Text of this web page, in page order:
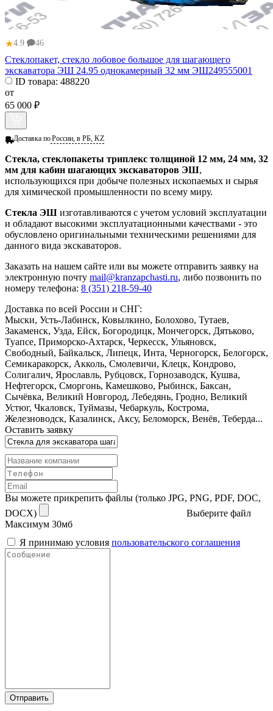
★4.9 46
Стеклопакет, стекло лобовое большое для шагающего
экскаватора ЭШ 24.95 однокамерный 32 мм ЭШ249555001
ID товара: 488220
от
65 000 ₽
Доставка поРоссии, в РБ, KZ
Стекла, стеклопакеты триплекс толщиной 12 мм, 24 мм, 32
мм для кабин шагающих экскаваторов ЭШ,
использующихся при добыче полезных ископаемых и сырья
для химической промышленности по всему миру.
Стекла ЭШ изготавливаются с учетом условий эксплуатации
и обладают высокими эксплуатационными качествами - это
обусловлено оригинальными техническими решениями для
данного вида экскаваторов.
Заказать на нашем сайте или вы можете отправить заявку на
электронную почту mail@kranzapchasti.ru, либо позвонить по
номеру телефона: 8 (351) 218-59-40
Доставка по всей России и СНГ:
Мыски, Усть-Лабинск, Ковылкино, Болохово, Тутаев,
Закаменск, Узда, Ейск, Богородицк, Мончегорск, Дятьково,
Туапсе, Приморско-Ахтарск, Черкесск, Ульяновск,
Свободный, Байкальск, Липецк, Инта, Черногорск, Белогорск,
Семикаракорск, Акколь, Смолевичи, Клецк, Кондрово,
Солигалич, Ярославль, Рубцовск, Горнозаводск, Кушва,
Нефтегорск, Сморгонь, Камешково, Рыбинск, Баксан,
Сычёвка, Великий Новгород, Лебедянь, Гродно, Великий
Устюг, Чкаловск, Туймазы, Чебаркуль, Кострома,
Железноводск, Казалинск, Аксу, Беломорск, Венёв, Теберда...
Оставить заявку
Вы можете прикрепить файлы (только JPG, PNG, PDF, DOC,
DOCX)
Выберите файл
Максимум 30мб
Я принимаю условия пользовательского соглашения
Отправить